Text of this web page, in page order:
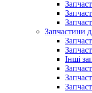
Запчастини
Інші